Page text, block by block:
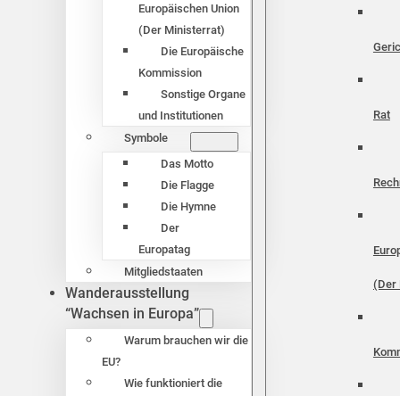
Europäischen Union
(Der Ministerrat)
Die Europäische
Kommission
Sonstige Organe
und Institutionen
Symbole
Das Motto
Die Flagge
Die Hymne
Der
Europatag
Mitgliedstaaten
Wanderausstellung
“Wachsen in Europa”
Warum brauchen wir die
EU?
Wie funktioniert die
Rat
(Der